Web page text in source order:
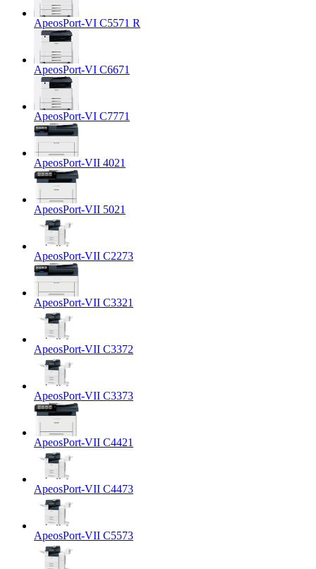
ApeosPort-VI C5571 R
ApeosPort-VI C6671
ApeosPort-VI C7771
ApeosPort-VII 4021
ApeosPort-VII 5021
ApeosPort-VII C2273
ApeosPort-VII C3321
ApeosPort-VII C3372
ApeosPort-VII C3373
ApeosPort-VII C4421
ApeosPort-VII C4473
ApeosPort-VII C5573